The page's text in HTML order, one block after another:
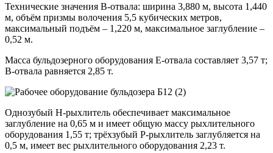
Технические значения В-отвала: ширина 3,880 м, высота 1,440
м, объём призмы волочения 5,5 кубических метров,
максимальный подъём – 1,220 м, максимальное заглубление –
0,52 м.
Масса бульдозерного оборудования Е-отвала составляет 3,57 т;
В-отвала равняется 2,85 т.
Однозубый Н-рыхлитель обеспечивает максимальное
заглубление на 0,65 м и имеет общую массу рыхлительного
оборудования 1,55 т; трёхзубый Р-рыхлитель заглубляется на
0,5 м, имеет вес рыхлительного оборудования 2,23 т.